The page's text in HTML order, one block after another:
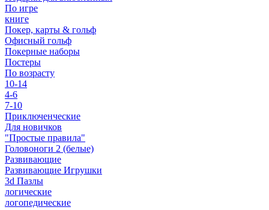
По игре
книге
Покер, карты & гольф
Офисный гольф
Покерные наборы
Постеры
По возрасту
10-14
4-6
7-10
Приключенческие
Для новичков
"Простые правила"
Головоноги 2 (белые)
Развивающие
Развивающие Игрушки
3d Пазлы
логические
логопедические